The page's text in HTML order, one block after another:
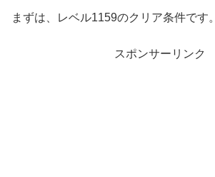
まずは、レベル1159のクリア条件です。
スポンサーリンク